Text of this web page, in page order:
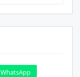
WhatsApp